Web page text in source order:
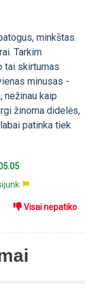
minkštas.
Tarkim
tai skirtumas
minusas -
nežinau kaip
žinoma didelės,
patinka tiek
Visai nepatiko